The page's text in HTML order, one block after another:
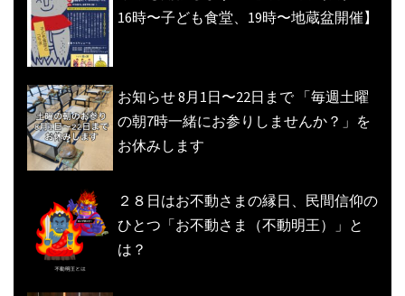
16時〜子ども食堂、19時〜地蔵盆開催】
お知らせ 8月1日〜22日まで 「毎週土曜
の朝7時一緒にお参りしませんか？」を
お休みします
２８日はお不動さまの縁日、民間信仰の
ひとつ「お不動さま（不動明王）」と
は？